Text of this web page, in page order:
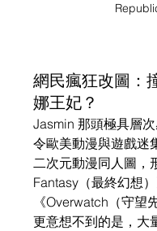
網民瘋狂改圖：
娜王妃？
Jasmin 那頭極具層
令歐美動漫與遊戲迷
二次元動漫同人圖，
Fantasy（最終幻想
《Overwatch（守望
更意想不到的是，大